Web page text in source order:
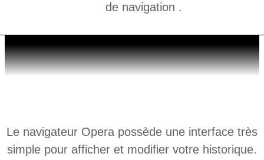
de navigation .
Le navigateur Opera possède une interface très
simple pour afficher et modifier votre historique.